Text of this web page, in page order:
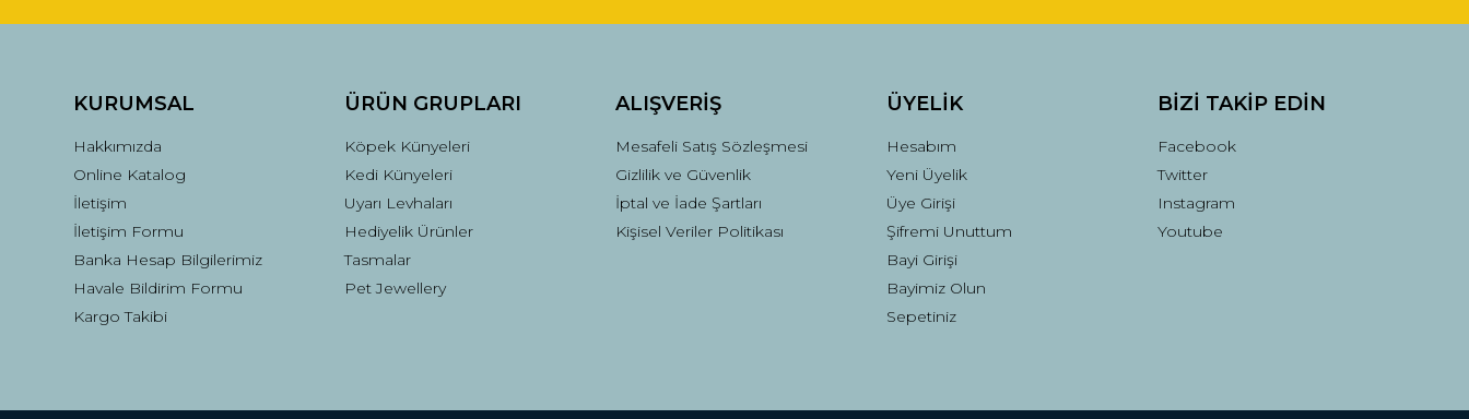
Ürün bilgilerinde hatalar bulunuyor.
Bu ürüne benzer farklı alternatifler olmalı.
Gönder
KURUMSAL
Hakkımızda
Online Katalog
İletişim
İletişim Formu
Banka Hesap Bilgilerimiz
Havale Bildirim Formu
Kargo Takibi
ÜRÜN GRUPLARI
Köpek Künyeleri
Kedi Künyeleri
Uyarı Levhaları
Hediyelik Ürünler
Tasmalar
Pet Jewellery
ALIŞVERİŞ
Mesafeli Satış Sözleşmesi
Gizlilik ve Güvenlik
İptal ve İade Şartları
Kişisel Veriler Politikası
ÜYELİK
Hesabım
Yeni Üyelik
Üye Girişi
Şifremi Unuttum
Bayi Girişi
Bayimiz Olun
Sepetiniz
BİZİ TAKİP EDİN
Facebook
Twitter
Instagram
Youtube